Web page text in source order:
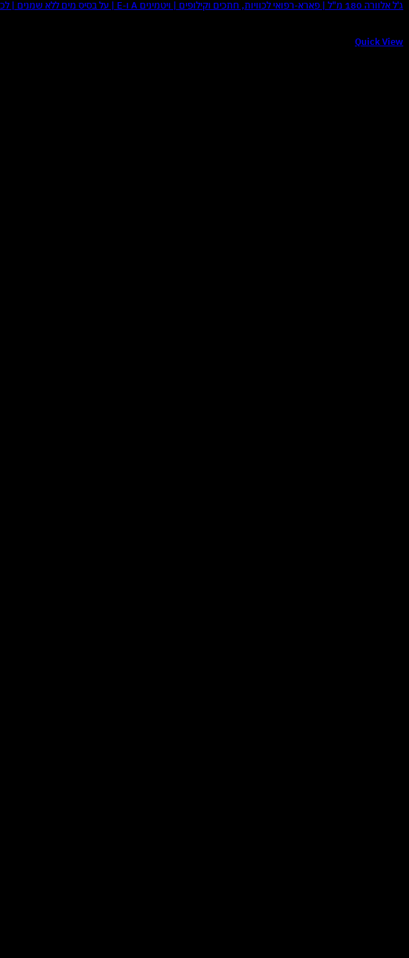
ג'ל אלוורה 180 מ"ל | פארא-רפואי לכוויות, חתכים וקילופים | ויטמינים A ו-E | על בסיס מים ללא שמנים | לכל המשפחה כולל לאחר גילוח
Quick View